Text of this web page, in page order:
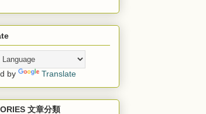
by Translate
文章分類